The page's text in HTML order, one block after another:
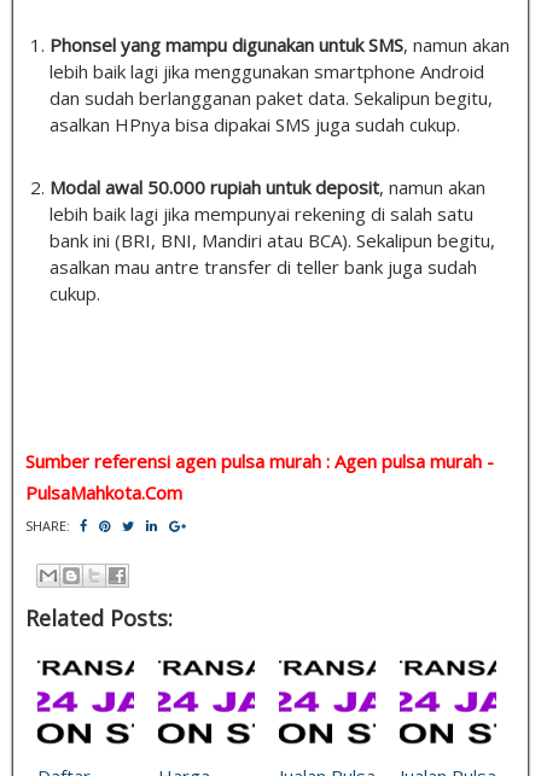
Phonsel yang mampu digunakan untuk SMS, namun akan
lebih baik lagi jika menggunakan smartphone Android
dan sudah berlangganan paket data. Sekalipun begitu,
asalkan HPnya bisa dipakai SMS juga sudah cukup.
Modal awal 50.000 rupiah untuk deposit, namun akan
lebih baik lagi jika mempunyai rekening di salah satu
bank ini (BRI, BNI, Mandiri atau BCA). Sekalipun begitu,
asalkan mau antre transfer di teller bank juga sudah
cukup.
Sumber referensi agen pulsa murah : Agen pulsa murah -
PulsaMahkota.Com
SHARE:
Related Posts: